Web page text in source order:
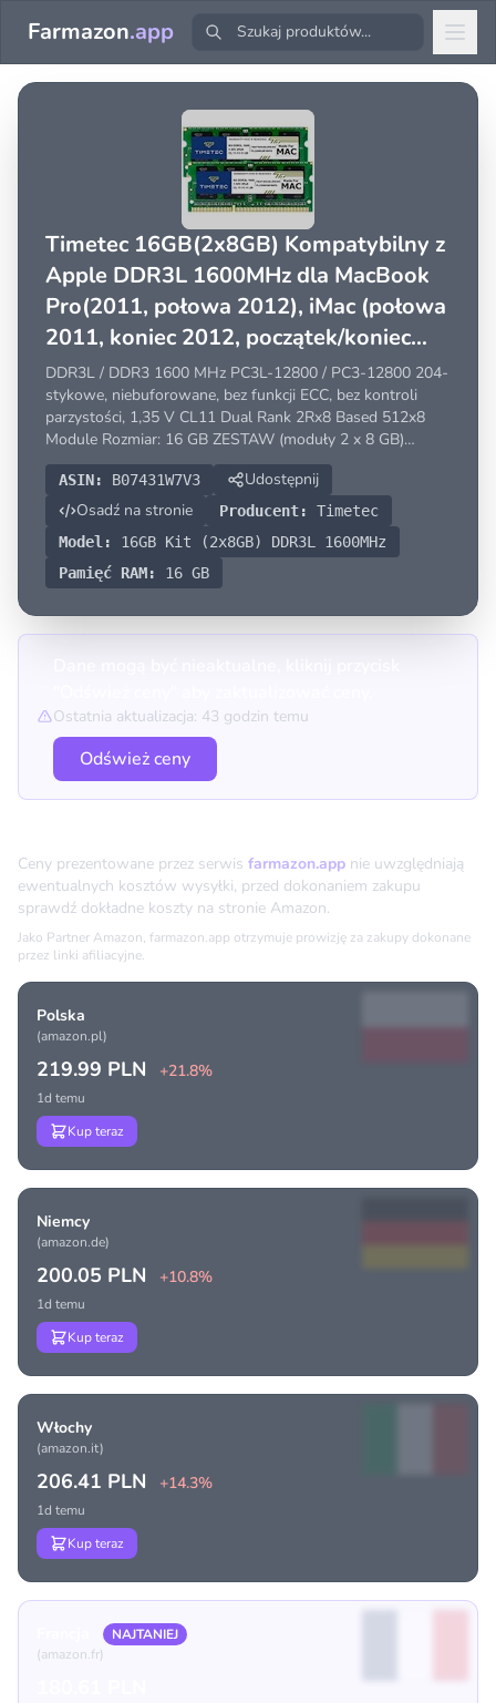
Farmazon.app
Timetec 16GB(2x8GB) Kompatybilny z
Apple DDR3L 1600MHz dla MacBook
Pro(2011, połowa 2012), iMac (połowa
2011, koniec 2012, początek/koniec
2013, koniec 2014, połowa 2015), Mac
Mini (2011, 2012)
DDR3L / DDR3 1600 MHz PC3L-12800 / PC3-12800 204-
stykowe, niebuforowane, bez funkcji ECC, bez kontroli
parzystości, 1,35 V CL11 Dual Rank 2Rx8 Based 512x8
Module Rozmiar: 16 GB ZESTAW (moduły 2 x 8 GB)
Opakowanie: 2 x 8 GB Zgodny z Apple Mac Book Pro -13
cali / 15 cali / 17 cali na początku 2011 r., 13 cali / 15 cali /
ASIN: B07431W7V3
Udostępnij
Osadź na stronie
Producent:
Timetec
Model:
16GB Kit (2x8GB) DDR3L 1600MHz
Pamięć RAM:
16 GB
Ostatnia aktualizacja: 43 godzin temu
Odśwież ceny
Ceny prezentowane przez serwis farmazon.app nie uwzględniają
ewentualnych kosztów wysyłki, przed dokonaniem zakupu
sprawdź dokładne koszty na stronie Amazon.
Jako Partner Amazon, farmazon.app otrzymuje prowizję za zakupy dokonane
przez linki afiliacyjne.
Polska
(amazon.pl)
219.99 PLN +21.8%
1d temu
Kup teraz
Niemcy
(amazon.de)
200.05 PLN +10.8%
1d temu
Kup teraz
Włochy
(amazon.it)
206.41 PLN +14.3%
1d temu
Kup teraz
NAJTANIEJ
(amazon.fr)